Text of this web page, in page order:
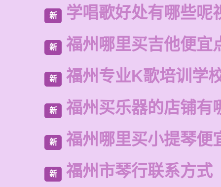
新 学唱歌好处有哪些呢
新 福州哪里买吉他便宜
新 福州专业K歌培训学
新 福州买乐器的店铺有
新 福州哪里买小提琴便
新 福州市琴行联系方式